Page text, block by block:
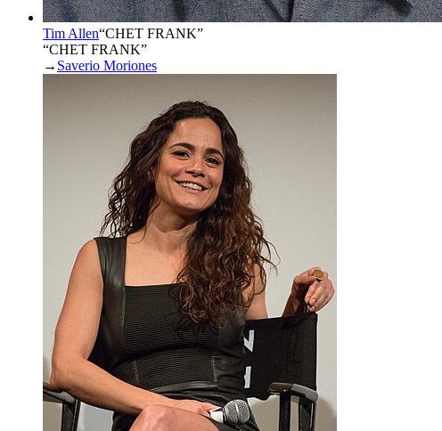
Tim Allen“CHET FRANK”
“CHET FRANK”
→ Saverio Moriones